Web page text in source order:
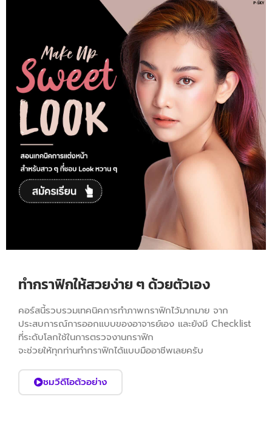
ทำกราฟิกให้สวยง่าย ๆ ด้วยตัวเอง
คอร์สนี้รวบรวมเทคนิคการทำภาพกราฟิกไว้มากมาย จาก
ประสบการณ์การออกแบบของอาจารย์เอง และยังมี Checklist
ที่ระดับโลกใช้ในการตรวจงานกราฟิก
จะช่วยให้ทุกท่านทำกราฟิกได้แบบมืออาชีพเลยครับ
ชมวีดีโอตัวอย่าง